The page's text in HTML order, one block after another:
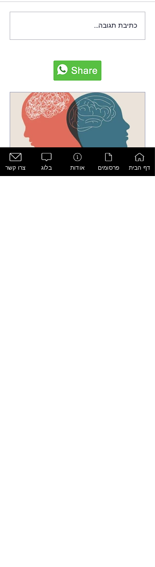
כתיבת תגובה...
צרו קשר בלוג אודות פרסומים דף הבית